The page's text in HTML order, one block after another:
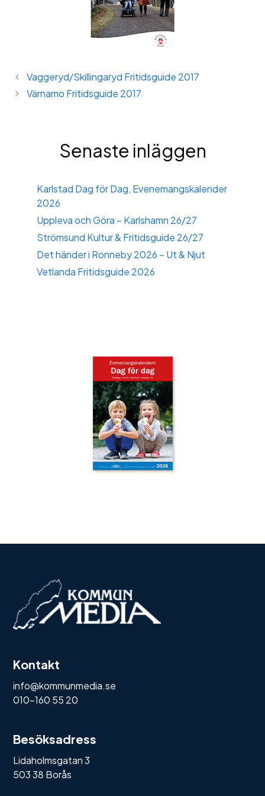
Vaggeryd/Skillingaryd Fritidsguide 2017
Värnamo Fritidsguide 2017
Senaste inläggen
Karlstad Dag för Dag, Evenemangskalender
2026
Uppleva och Göra – Karlshamn 26/27
Strömsund Kultur & Fritidsguide 26/27
Det händer i Ronneby 2026 – Ut & Njut
Vetlanda Fritidsguide 2026
Kontakt
info@kommunmedia.se
010-160 55 20
Besöksadress
Lidaholmsgatan 3
503 38 Borås